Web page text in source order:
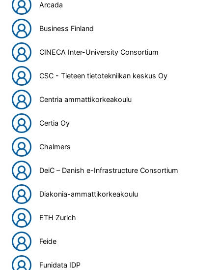
Arcada
Business Finland
CINECA Inter-University Consortium
CSC - Tieteen tietotekniikan keskus Oy
Centria ammattikorkeakoulu
Certia Oy
Chalmers
DeiC – Danish e-Infrastructure Consortium
Diakonia-ammattikorkeakoulu
ETH Zurich
Feide
Funidata IDP